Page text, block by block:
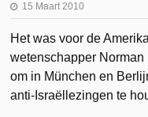
15 Maart 2010
Het was voor de
wetenschapper
om in München en
anti-Israëllezingen te